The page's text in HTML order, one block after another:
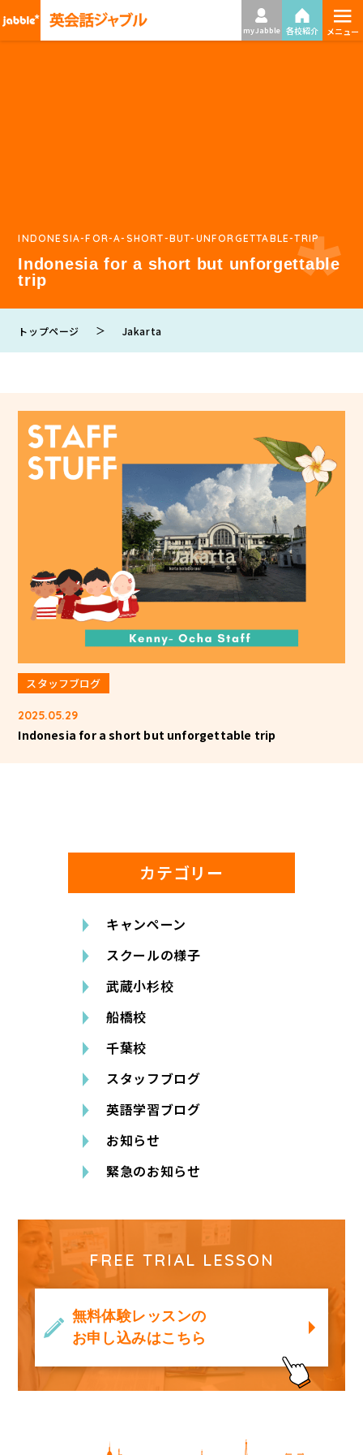
my Jabble 各校紹介 ≡
メニュー
INDONESIA-FOR-A-SHORT-BUT-UNFORGETTABLE-TRIP
Indonesia for a short but unforgettable
trip
トップページ ＞ Jakarta
スタッフブログ
2025.05.29
Indonesia for a short but unforgettable trip
カテゴリー
キャンペーン
スクールの様子
武蔵小杉校
船橋校
千葉校
スタッフブログ
英語学習ブログ
お知らせ
緊急のお知らせ
FREE TRIAL LESSON
無料体験レッスンの
お申し込みはこちら